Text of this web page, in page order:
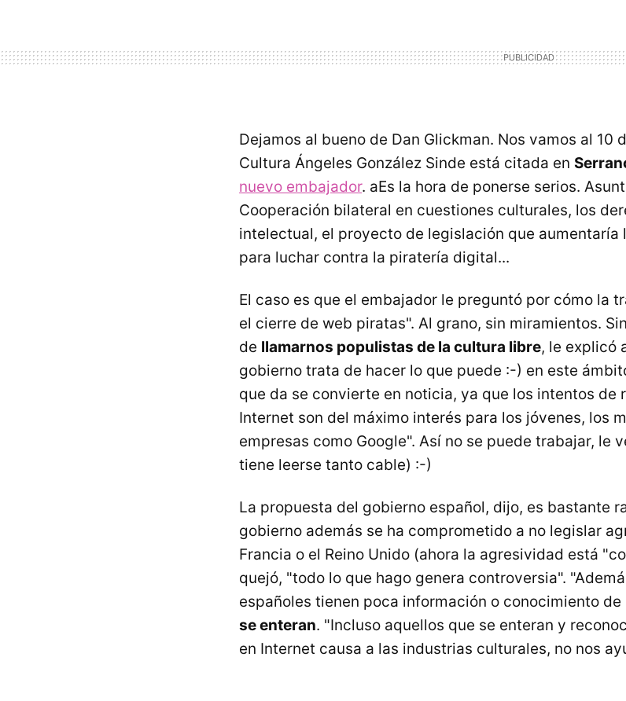
Dejamos al bueno de Dan Glickman. Nos vamos al 10
Cultura Ángeles González Sinde está citada en
nuevo embajador. aEs la hora de ponerse serios.
Cooperación bilateral en cuestiones culturales, los
intelectual, el proyecto de legislación que
para luchar contra la piratería digital...
El caso es que el embajador le preguntó por cómo la
el cierre de web piratas". Al grano, sin miramientos.
de llamarnos populistas de la cultura libre, le explicó
gobierno trata de hacer lo que puede :-) en este
que da se convierte en noticia, ya que los intentos de
Internet son del máximo interés para los jóvenes, los
empresas como Google". Así no se puede trabajar, le
tiene leerse tanto cable) :-)
La propuesta del gobierno español, dijo, es bastante
gobierno además se ha comprometido a no legislar
Francia o el Reino Unido (ahora la agresividad está
quejó, "todo lo que hago genera controversia".
españoles tienen poca información o conocimiento de
se enteran. "Incluso aquellos que se enteran y
en Internet causa a las industrias culturales, no nos